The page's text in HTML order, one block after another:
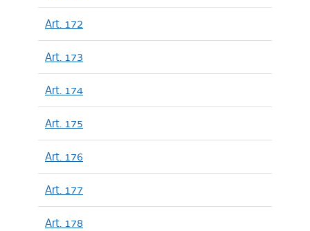
Art. 172
Art. 173
Art. 174
Art. 175
Art. 176
Art. 177
Art. 178